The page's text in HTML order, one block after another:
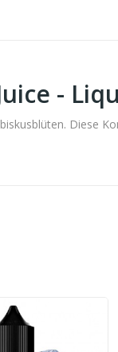
-
Diese